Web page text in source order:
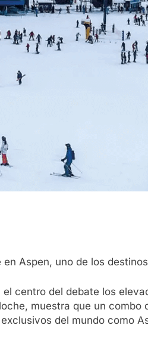
Aspen, uno de los
centro del debate los
muestra que un
del mundo como